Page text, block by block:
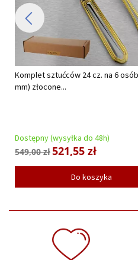
Komplet sztućców 24 cz. na 6
mm) złocone...
Dostępny (wysyłka do 48h)
549,00 zł521,55 zł
Do koszyka